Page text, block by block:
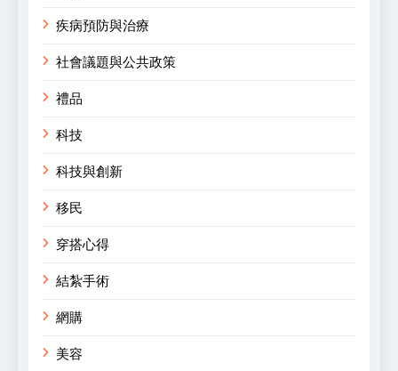
疾病預防與治療
社會議題與公共政策
禮品
科技
科技與創新
移民
穿搭心得
結紮手術
網購
美容